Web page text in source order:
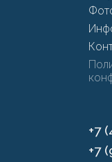
+7
+7